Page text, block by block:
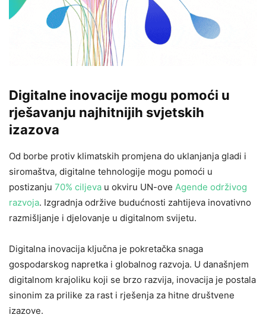
Digitalne inovacije mogu pomoći u
rješavanju najhitnijih svjetskih
izazova
Od borbe protiv klimatskih promjena do uklanjanja gladi i
siromaštva, digitalne tehnologije mogu pomoći u
postizanju 70% ciljeva u okviru UN-ove Agende održivog
razvoja. Izgradnja održive budućnosti zahtijeva inovativno
razmišljanje i djelovanje u digitalnom svijetu.
Digitalna inovacija ključna je pokretačka snaga
gospodarskog napretka i globalnog razvoja. U današnjem
digitalnom krajoliku koji se brzo razvija, inovacija je postala
sinonim za prilike za rast i rješenja za hitne društvene
izazove.